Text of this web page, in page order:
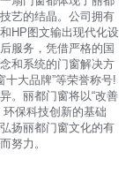
艺的结晶。公司拥有
HP图文输出现代化设
服务，凭借严格的国
和系统的门窗解决方
十大品牌”等荣誉称号!
。丽都门窗将以“改善
保科技创新的基础
扬丽都门窗文化的有
努力。